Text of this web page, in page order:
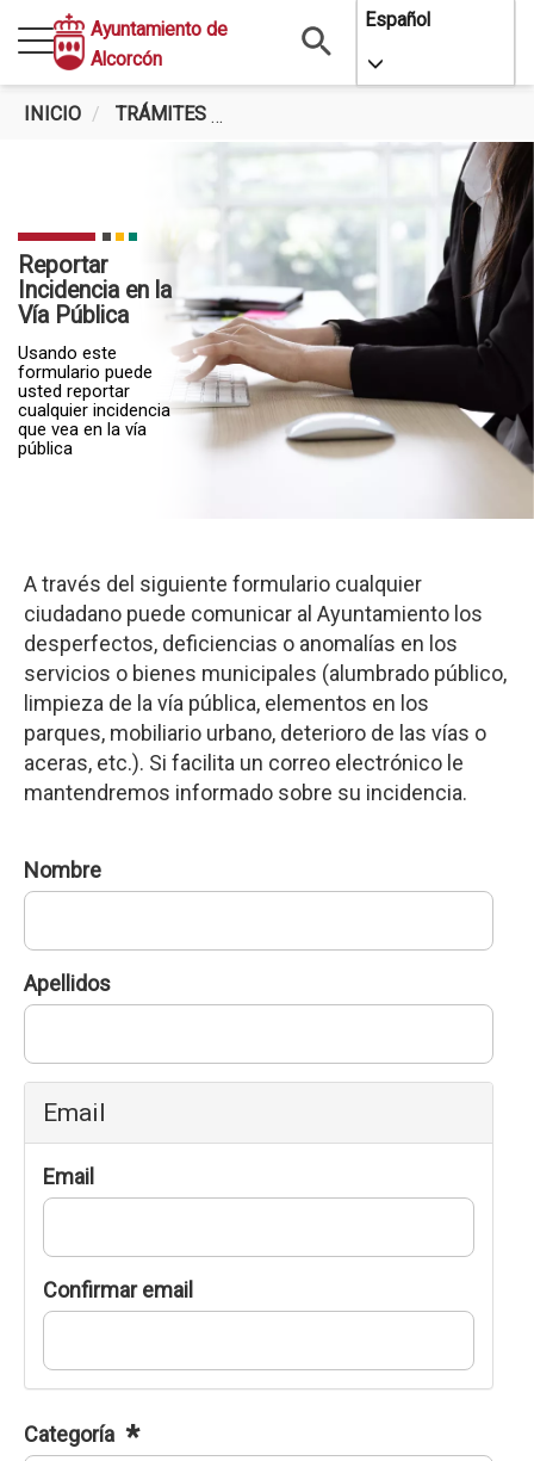
contenido
principal
Ayuntamiento de
Alcorcón
Español
Toggle
INICIO TRÁMITES
Reportar
Incidencia en la
Vía Pública
Usando este
formulario puede
usted reportar
cualquier incidencia
que vea en la vía
pública
A través del siguiente formulario cualquier
ciudadano puede comunicar al Ayuntamiento los
desperfectos, deficiencias o anomalías en los
servicios o bienes municipales (alumbrado público,
limpieza de la vía pública, elementos en los
parques, mobiliario urbano, deterioro de las vías o
aceras, etc.). Si facilita un correo electrónico le
mantendremos informado sobre su incidencia.
Nombre
Apellidos
Email
Email
Confirmar email
Categoría